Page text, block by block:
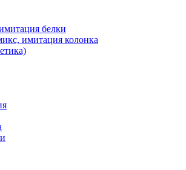
белки
имитация колонка